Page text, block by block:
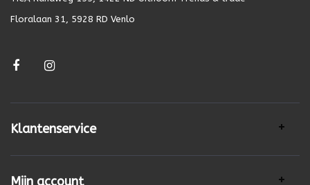
Floralaan 31, 5928 RD Venlo
Klantenservice
Mijn account